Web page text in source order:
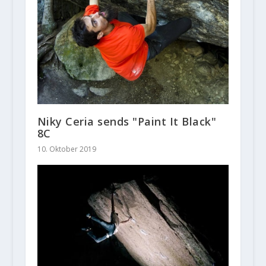
Niky Ceria sends "Paint It Black"
8C
10. Oktober 2019